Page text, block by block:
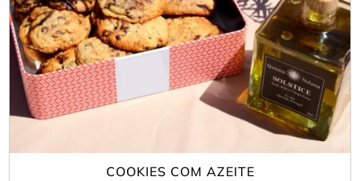
COOKIES COM AZEITE